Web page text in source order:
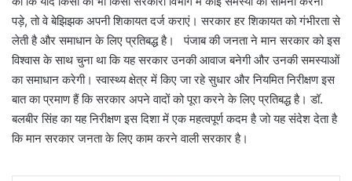
पड़े, तो वे बेझिझक अपनी शिकायत दर्ज कराएं। सरकार हर शिकायत को गंभीरता से
लेती है और समाधान के लिए प्रतिबद्ध है। पंजाब की जनता ने मान सरकार को इस
विश्वास के साथ चुना था कि यह सरकार उनकी आवाज बनेगी और उनकी समस्याओं
का समाधान करेगी। स्वास्थ्य क्षेत्र में किए जा रहे सुधार और नियमित निरीक्षण इस
बात का प्रमाण हैं कि सरकार अपने वादों को पूरा करने के लिए प्रतिबद्ध है। डॉ.
बलबीर सिंह का यह निरीक्षण इस दिशा में एक महत्वपूर्ण कदम है जो यह संदेश देता है
कि मान सरकार जनता के लिए काम करने वाली सरकार है।